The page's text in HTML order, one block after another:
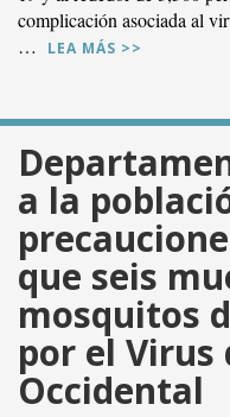
complicación asociada al
…
LEA MÁS >>
a la
que seis
mosquitos
por el Virus
Occidental